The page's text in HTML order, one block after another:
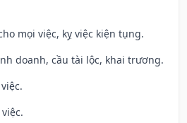
mọi việc, kỵ việc kiện tụng.
doanh, cầu tài lộc, khai trương.